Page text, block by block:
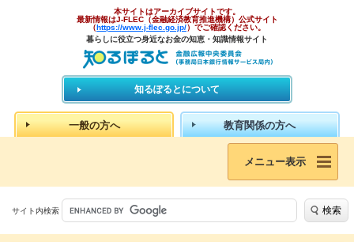
本サイトはアーカイブサイトです。
最新情報はJ-FLEC（金融経済教育推進機構）公式サイト
（https://www.j-flec.go.jp/）でご確認ください。
暮らしに役立つ身近なお金の知恵・知識情報サイト
知るぽるとについて
一般の方へ 教育関係の方へ
メニュー表示
サイト内検索 検索